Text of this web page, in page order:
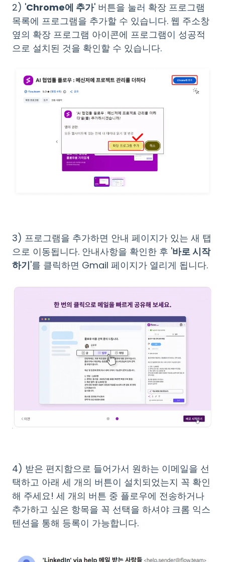
2) 'Chrome에 추가' 버튼을 눌러 확장 프로그램
목록에 프로그램을 추가할 수 있습니다. 웹 주소창
옆의 확장 프로그램 아이콘에 프로그램이 성공적
으로 설치된 것을 확인할 수 있습니다.
3) 프로그램을 추가하면 안내 페이지가 있는 새 탭
으로 이동됩니다. 안내사항을 확인한 후 '바로 시작
하기'를 클릭하면 Gmail 페이지가 열리게 됩니다.
4) 받은 편지함으로 들어가서 원하는 이메일을 선
택하고 아래 세 개의 버튼이 설치되었는지 꼭 확인
해 주세요! 세 개의 버튼 중 플로우에 전송하거나
추가하고 싶은 항목을 꼭 선택을 하셔야 크롬 익스
텐션을 통해 등록이 가능합니다.